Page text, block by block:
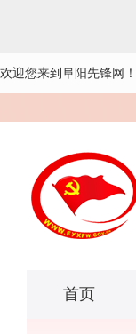
欢迎您来到阜阳先锋网！
首页